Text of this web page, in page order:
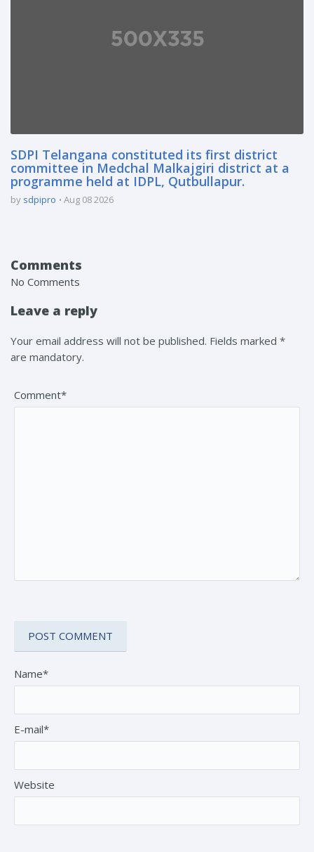
SDPI Telangana constituted its first district
committee in Medchal Malkajgiri district at a
programme held at IDPL, Qutbullapur.
by sdpipro Aug 08 2026
Comments
No Comments
Leave a reply
Your email address will not be published. Fields marked *
are mandatory.
Comment*
Name*
E-mail*
Website